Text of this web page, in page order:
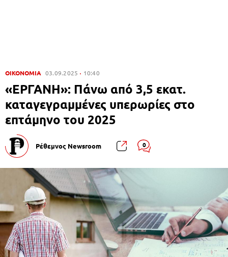
ΟΙΚΟΝΟΜΙΑ 03.09.2025 10:40
«ΕΡΓΑΝΗ»: Πάνω από 3,5 εκατ.
καταγεγραμμένες υπερωρίες στο
επτάμηνο του 2025
Ρέθεμνος Newsroom 0